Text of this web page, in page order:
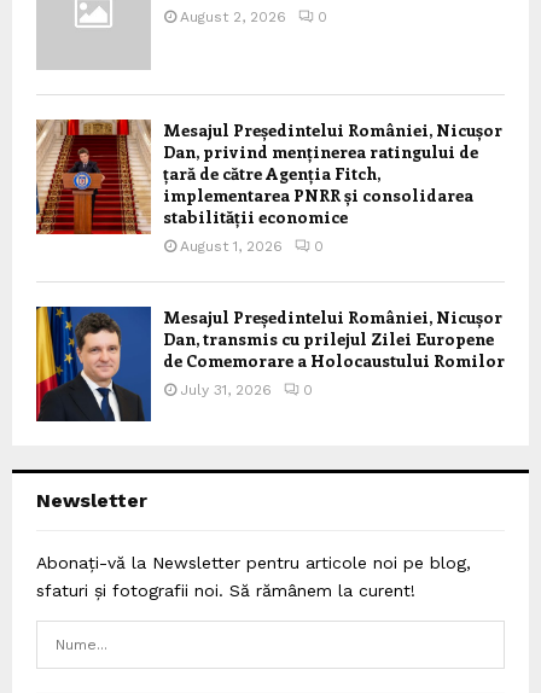
August 2, 2026 0
Mesajul Președintelui României, Nicușor
Dan, privind menținerea ratingului de
țară de către Agenția Fitch,
implementarea PNRR și consolidarea
stabilității economice
August 1, 2026 0
Mesajul Președintelui României, Nicușor
Dan, transmis cu prilejul Zilei Europene
de Comemorare a Holocaustului Romilor
July 31, 2026 0
Newsletter
Abonați-vă la Newsletter pentru articole noi pe blog,
sfaturi și fotografii noi. Să rămânem la curent!